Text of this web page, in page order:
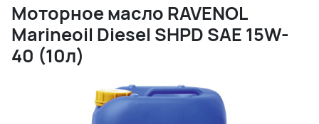
Моторное масло RAVENOL
Marineoil Diesel SHPD SAE 15W-
40 (10л)